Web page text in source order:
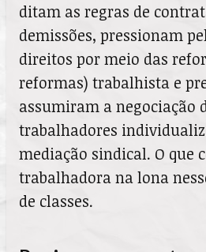
ditam as regras de
demissões, pressionam
direitos por meio das
reformas) trabalhista e
assumiram a negociação
trabalhadores
mediação sindical. O que
trabalhadora na lona
de classes.